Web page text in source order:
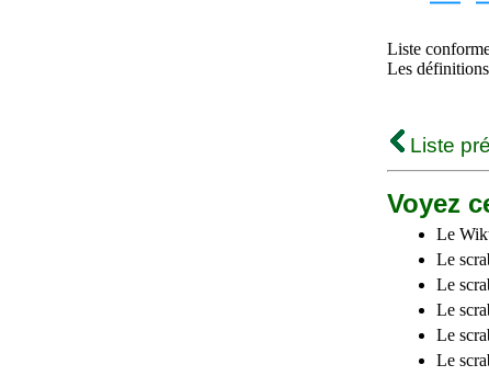
Liste
Les
Liste
Voyez
Le
Le
Le
Le
Le
Le